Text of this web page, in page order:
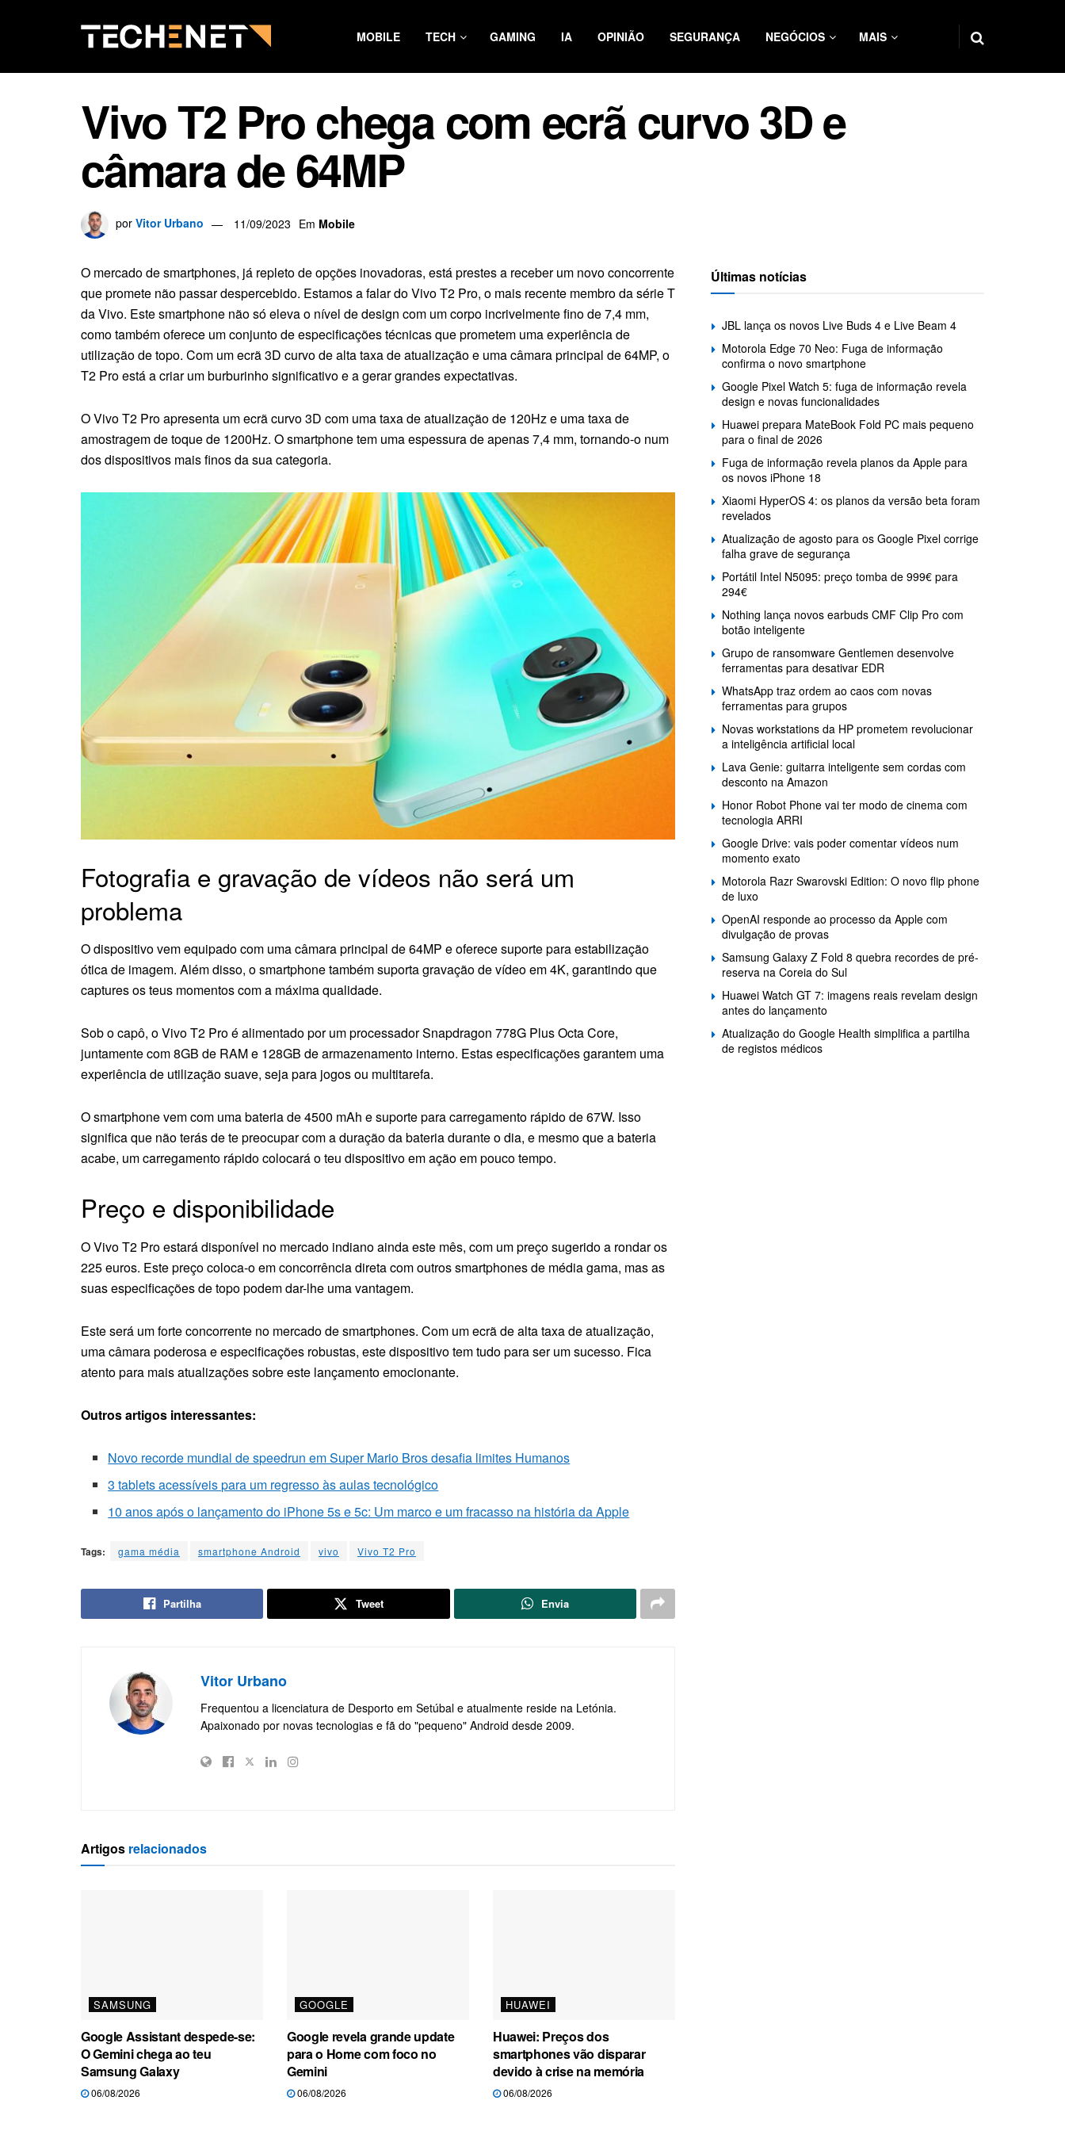
MOBILE TECH GAMING IA OPINIÃO SEGURANÇA NEGÓCIOS MAIS
Vivo T2 Pro chega com ecrã curvo 3D e
câmara de 64MP
por Vitor Urbano 11/09/2023 Em Mobile
O mercado de smartphones, já repleto de opções inovadoras, está prestes a receber um novo concorrente
que promete não passar despercebido. Estamos a falar do Vivo T2 Pro, o mais recente membro da série T
da Vivo. Este smartphone não só eleva o nível de design com um corpo incrivelmente fino de 7,4 mm,
como também oferece um conjunto de especificações técnicas que prometem uma experiência de
utilização de topo. Com um ecrã 3D curvo de alta taxa de atualização e uma câmara principal de 64MP, o
T2 Pro está a criar um burburinho significativo e a gerar grandes expectativas.
O Vivo T2 Pro apresenta um ecrã curvo 3D com uma taxa de atualização de 120Hz e uma taxa de
amostragem de toque de 1200Hz. O smartphone tem uma espessura de apenas 7,4 mm, tornando-o num
dos dispositivos mais finos da sua categoria.
Fotografia e gravação de vídeos não será um
problema
O dispositivo vem equipado com uma câmara principal de 64MP e oferece suporte para estabilização
ótica de imagem. Além disso, o smartphone também suporta gravação de vídeo em 4K, garantindo que
captures os teus momentos com a máxima qualidade.
Sob o capô, o Vivo T2 Pro é alimentado por um processador Snapdragon 778G Plus Octa Core,
juntamente com 8GB de RAM e 128GB de armazenamento interno. Estas especificações garantem uma
experiência de utilização suave, seja para jogos ou multitarefa.
O smartphone vem com uma bateria de 4500 mAh e suporte para carregamento rápido de 67W. Isso
significa que não terás de te preocupar com a duração da bateria durante o dia, e mesmo que a bateria
acabe, um carregamento rápido colocará o teu dispositivo em ação em pouco tempo.
Preço e disponibilidade
O Vivo T2 Pro estará disponível no mercado indiano ainda este mês, com um preço sugerido a rondar os
225 euros. Este preço coloca-o em concorrência direta com outros smartphones de média gama, mas as
suas especificações de topo podem dar-lhe uma vantagem.
Este será um forte concorrente no mercado de smartphones. Com um ecrã de alta taxa de atualização,
uma câmara poderosa e especificações robustas, este dispositivo tem tudo para ser um sucesso. Fica
atento para mais atualizações sobre este lançamento emocionante.
Outros artigos interessantes:
Novo recorde mundial de speedrun em Super Mario Bros desafia limites Humanos
3 tablets acessíveis para um regresso às aulas tecnológico
10 anos após o lançamento do iPhone 5s e 5c: Um marco e um fracasso na história da Apple
Tags: gama média smartphone Android vivo Vivo T2 Pro
Partilha Tweet Envia
Vitor Urbano
Frequentou a licenciatura de Desporto em Setúbal e atualmente reside na Letónia.
Apaixonado por novas tecnologias e fã do "pequeno" Android desde 2009.
Artigos relacionados
SAMSUNG
Google Assistant despede-se:
O Gemini chega ao teu
Samsung Galaxy
06/08/2026
GOOGLE
Google revela grande update
para o Home com foco no
Gemini
06/08/2026
HUAWEI
Huawei: Preços dos
smartphones vão disparar
devido à crise na memória
06/08/2026
Últimas notícias
JBL lança os novos Live Buds 4 e Live Beam 4
Motorola Edge 70 Neo: Fuga de informação
confirma o novo smartphone
Google Pixel Watch 5: fuga de informação revela
design e novas funcionalidades
Huawei prepara MateBook Fold PC mais pequeno
para o final de 2026
Fuga de informação revela planos da Apple para
os novos iPhone 18
Xiaomi HyperOS 4: os planos da versão beta foram
revelados
Atualização de agosto para os Google Pixel corrige
falha grave de segurança
Portátil Intel N5095: preço tomba de 999€ para
294€
Nothing lança novos earbuds CMF Clip Pro com
botão inteligente
Grupo de ransomware Gentlemen desenvolve
ferramentas para desativar EDR
WhatsApp traz ordem ao caos com novas
ferramentas para grupos
Novas workstations da HP prometem revolucionar
a inteligência artificial local
Lava Genie: guitarra inteligente sem cordas com
desconto na Amazon
Honor Robot Phone vai ter modo de cinema com
tecnologia ARRI
Google Drive: vais poder comentar vídeos num
momento exato
Motorola Razr Swarovski Edition: O novo flip phone
de luxo
OpenAI responde ao processo da Apple com
divulgação de provas
Samsung Galaxy Z Fold 8 quebra recordes de pré-
reserva na Coreia do Sul
Huawei Watch GT 7: imagens reais revelam design
antes do lançamento
Atualização do Google Health simplifica a partilha
de registos médicos